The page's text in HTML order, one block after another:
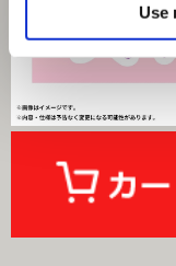
Use